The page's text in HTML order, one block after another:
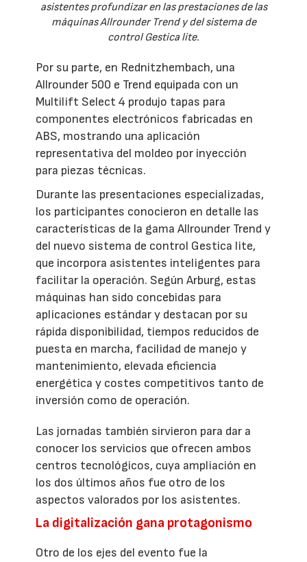
asistentes profundizar en las prestaciones de las
máquinas Allrounder Trend y del sistema de
control Gestica lite.
Por su parte, en Rednitzhembach, una
Allrounder 500 e Trend equipada con un
Multilift Select 4 produjo tapas para
componentes electrónicos fabricadas en
ABS, mostrando una aplicación
representativa del moldeo por inyección
para piezas técnicas.
Durante las presentaciones especializadas,
los participantes conocieron en detalle las
características de la gama Allrounder Trend y
del nuevo sistema de control Gestica lite,
que incorpora asistentes inteligentes para
facilitar la operación. Según Arburg, estas
máquinas han sido concebidas para
aplicaciones estándar y destacan por su
rápida disponibilidad, tiempos reducidos de
puesta en marcha, facilidad de manejo y
mantenimiento, elevada eficiencia
energética y costes competitivos tanto de
inversión como de operación.
Las jornadas también sirvieron para dar a
conocer los servicios que ofrecen ambos
centros tecnológicos, cuya ampliación en
los dos últimos años fue otro de los
aspectos valorados por los asistentes.
La digitalización gana protagonismo
Otro de los ejes del evento fue la